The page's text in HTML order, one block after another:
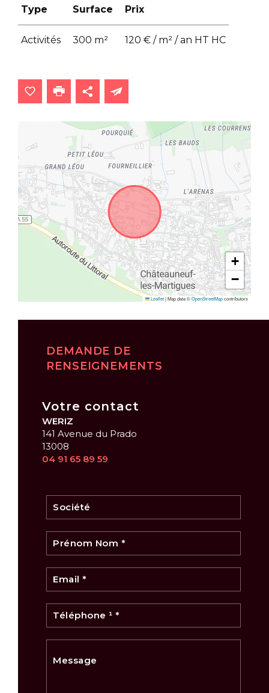
Type Surface Prix
Activités 300 m² 120 € / m² / an HT HC
+
−
Leaflet|Map data ©OpenStreetMapcontributors
DEMANDE DE
RENSEIGNEMENTS
Votre contact
WERIZ
141 Avenue du Prado
13008
04 91 65 89 59